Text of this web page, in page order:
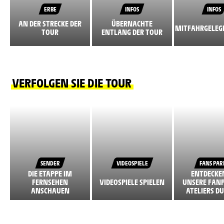
ERBE
AN DER STRECKE DER
TOUR
INFOS
ÜBERNACHTE
ENTLANG DER TOUR
INFOS
VERFOLGEN SIE DIE TOUR
SENDER
DIE ETAPPE IM
FERNSEHEN
ANSCHAUEN
VIDEOSPIELE
VIDEOSPIELE SPIELEN
FANS
UNSERE
ATELIERS